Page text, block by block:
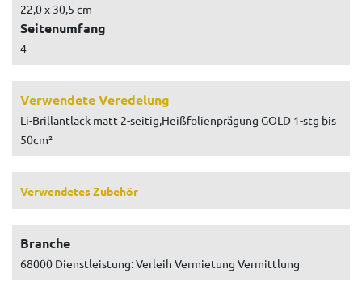
22,0 x 30,5 cm
Seitenumfang
4
Verwendete Veredelung
Li-Brillantlack matt 2-seitig,Heißfolienprägung GOLD 1-stg bis
50cm²
Verwendetes Zubehör
Branche
68000 Dienstleistung: Verleih Vermietung Vermittlung